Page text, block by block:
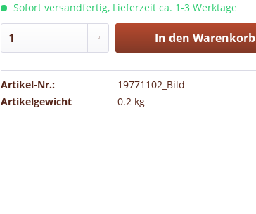
Sofort versandfertig, Lieferzeit ca. 1-3 Werktage
In den Warenkorb
Artikel-Nr.:
19771102_Bild
Artikelgewicht
0.2 kg